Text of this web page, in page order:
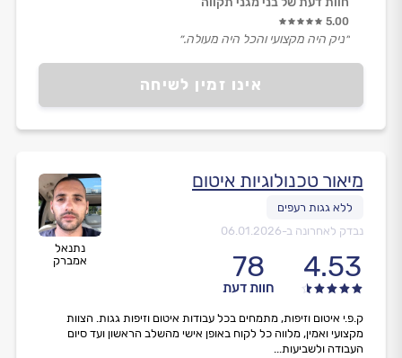
אינו זמין לשיחה
5.00
״ניק היה מקצועי והכל היה מעולה.״
נתנאל
אמברק
מיאור טכנולוגיות איטום
נבדק לאחרונה ב-06.01.2026
4.53
78
חוות דעת
ק.פ.י איטום וזיפות, מתמחים בכל עבודות איטום וזיפות גגות. הצוות
מקצועי ואמין, מלווה כל לקוח באופן אישי מהשלב הראשון ועד סיום
העבודה ולשביעות...